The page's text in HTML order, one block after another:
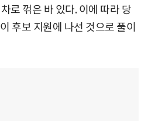
로 꺾은 바 있다. 이에 따라 당
후보 지원에 나선 것으로 풀이